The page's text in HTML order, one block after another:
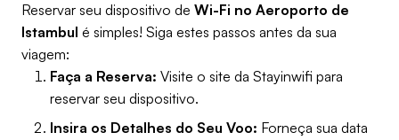
Reservar seu dispositivo de Wi-Fi no Aeroporto de
Istambul é simples! Siga estes passos antes da sua
viagem:
Faça a Reserva: Visite o site da Stayinwifi para
reservar seu dispositivo.
Insira os Detalhes do Seu Voo: Forneça sua data